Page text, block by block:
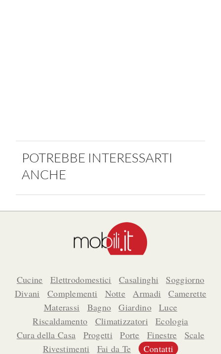
POTREBBE INTERESSARTI
ANCHE
Cucine Elettrodomestici Casalinghi
Soggiorno
Divani
Complementi Notte Armadi
Camerette
Materassi
Bagno Giardino
Luce
Riscaldamento
Climatizzatori
Ecologia
Cura della Casa
Progetti Porte Finestre
Scale
Rivestimenti
Fai da Te Contatti